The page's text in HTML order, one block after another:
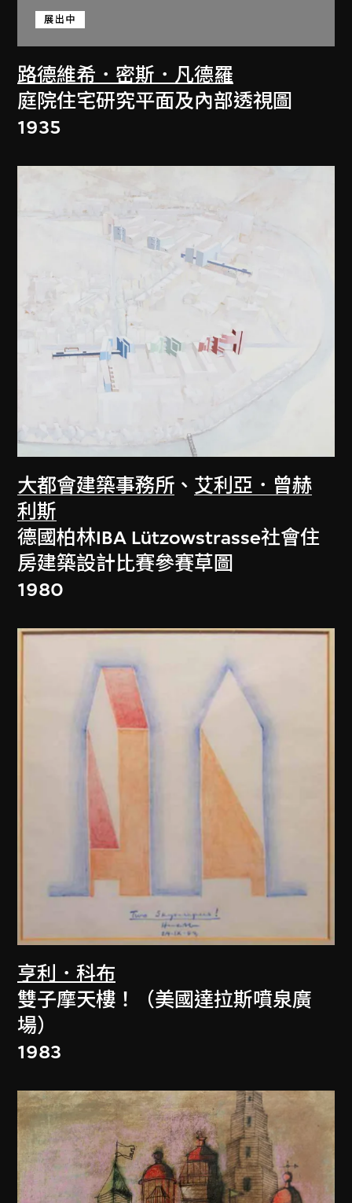
路德維希．密斯．凡德羅
展出中
庭院住宅研究平面及內部透視圖
1935
大都會建築事務所 、 艾利亞．曾赫
利斯
德國柏林IBA Lützowstrasse社會住
房建築設計比賽參賽草圖
1980
亨利．科布
雙子摩天樓！（美國達拉斯噴泉廣
場）
1983